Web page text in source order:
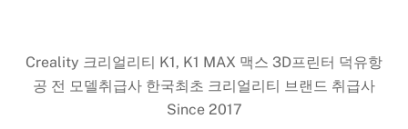
Creality 크리얼리티 K1, K1 MAX 맥스 3D프린터 덕유항
공 전 모델취급사 한국최초 크리얼리티 브랜드 취급사
Since 2017